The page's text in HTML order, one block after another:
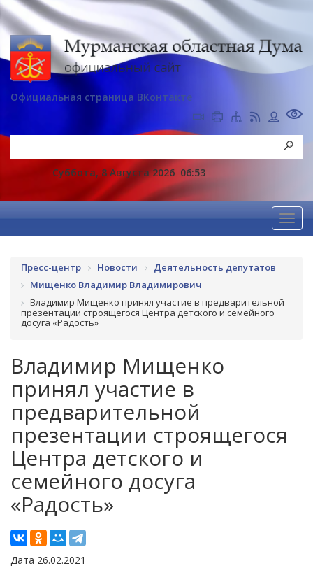
Официальная страница ВКонтакте
Суббота, 8 Августа 2026 06:53
Пресс-центр Новости
Деятельность депутатов
Мищенко Владимир Владимирович
Владимир Мищенко принял участие в предварительной
презентации строящегося Центра детского и семейного
досуга «Радость»
Владимир Мищенко
принял участие в
предварительной
презентации строящегося
Центра детского и
семейного досуга
«Радость»
Дата 26.02.2021